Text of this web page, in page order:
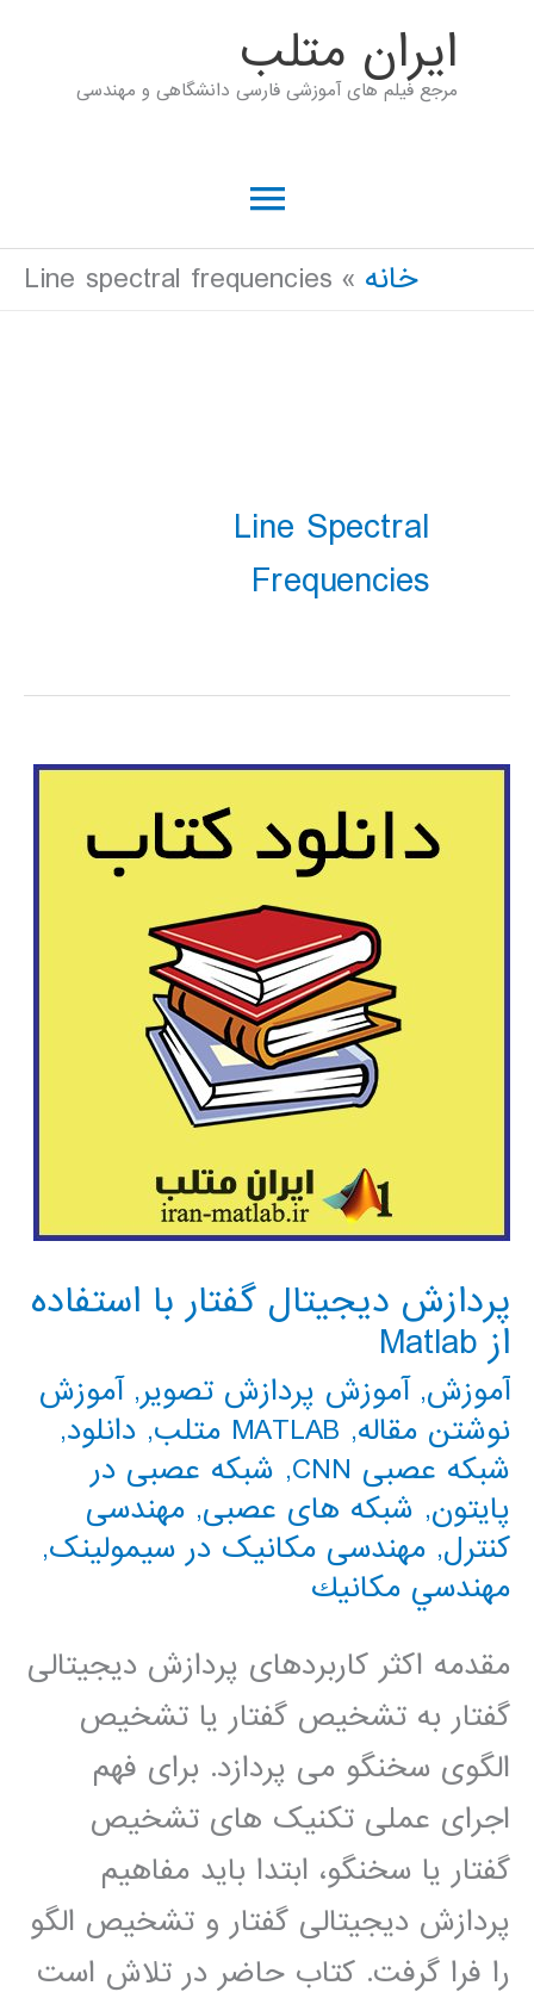
ايران متلب
مرجع فیلم های آموزشی فارسی دانشگاهی و مهندسی
فهرست
اصلی
خانه Line spectral frequencies
Line Spectral
Frequencies
پردازش دیجیتال گفتار با استفاده
از Matlab
آموزش,آموزش پردازش تصویر,آموزش
نوشتن مقاله, MATLAB متلب , دانلود,
شبکه عصبی CNN
, شبکه عصبی در
پایتون, شبکه های عصبی, مهندسی
کنترل, مهندسی مکانیک در سیمولینک,
مهندسي مكانيك
مقدمه اکثر کاربردهای پردازش دیجیتالی
گفتار به تشخیص گفتار یا تشخیص
الگوی سخنگو می پردازد. برای فهم
اجرای عملی تکنیک های تشخیص
گفتار یا سخنگو، ابتدا باید مفاهیم
پردازش دیجیتالی گفتار و تشخیص الگو
را فرا گرفت. کتاب حاضر در تلاش است